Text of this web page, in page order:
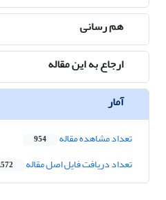
هم رسانی
ارجاع به این مقاله
آمار
تعداد مشاهده مقاله 954
تعداد دریافت فایل اصل مقاله